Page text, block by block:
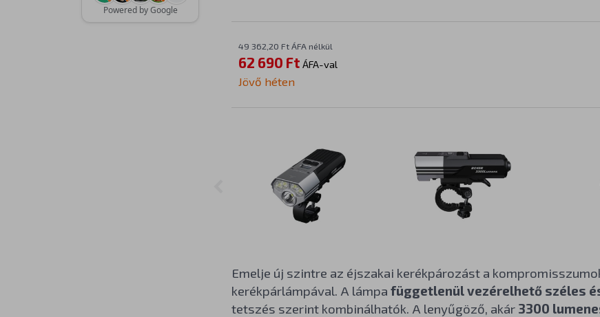
49 362,20 Ft ÁFA nélkül
62 690 Ft ÁFA-val
Jövő héten
Emelje új szintre az éjszakai kerékpározást a
kerékpárlámpával. A lámpa függetlenül vezérelhető széles
tetszés szerint kombinálhatók. A lenyűgöző, akár 3300
Powered by Google